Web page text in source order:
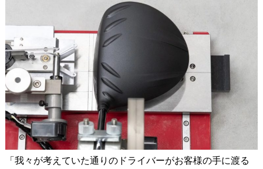
「我々が考えていた通りのドライバーがお客様の手に渡る